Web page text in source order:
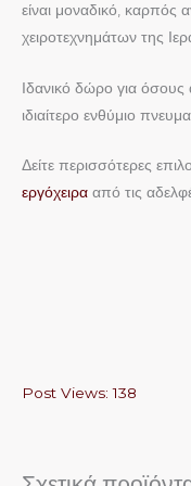
είναι μοναδικό,
χειροτεχνημάτων της
Ιδανικό δώρο για
ιδιαίτερο ενθύμιο
Δείτε περισσότερες
εργόχειρα από τις
Post Views: 138